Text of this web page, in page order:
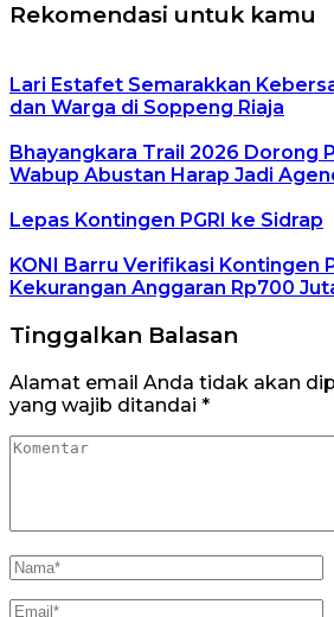
Rekomendasi untuk kamu
Lari Estafet Semarakkan
dan Warga di Soppeng Riaja
Bhayangkara Trail 2026 Dorong
Wabup Abustan Harap Jadi
Lepas Kontingen PGRI ke Sidrap
KONI Barru Verifikasi Kontingen
Kekurangan Anggaran Rp700
Tinggalkan Balasan
Alamat email Anda tidak akan
yang wajib ditandai *